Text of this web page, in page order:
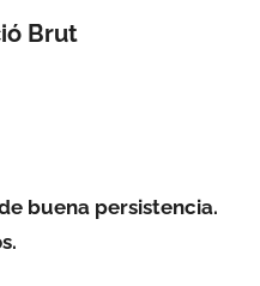
Brut
buena persistencia.